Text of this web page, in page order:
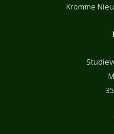
Kromme